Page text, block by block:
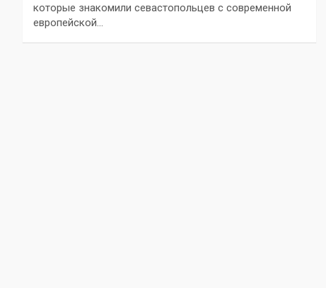
которые знакомили севастопольцев с современной
европейской…